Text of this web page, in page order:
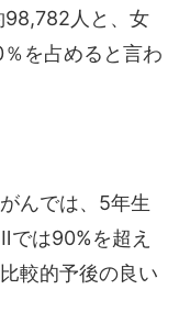
98,782人と、女
を占めると言わ
んでは、5年生
では90%を超え
較的予後の良い